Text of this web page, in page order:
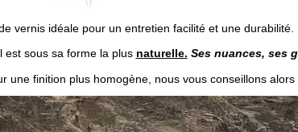
vernis idéale pour un entretien facilité et une durabilité.
est sous sa forme la plus naturelle. Ses nuances, ses
finition plus homogène, nous vous conseillons